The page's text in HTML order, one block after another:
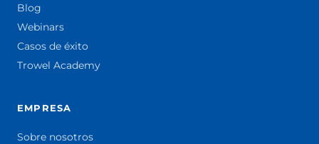
Blog
Webinars
Casos de éxito
Trowel Academy
EMPRESA
Sobre nosotros